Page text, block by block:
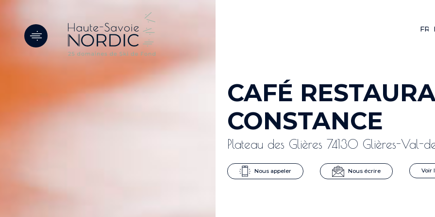
FR
CAFÉ
CONSTANCE
Plateau des Glières 74130 Glières-Val-
Nous appeler Nous écrire Voir